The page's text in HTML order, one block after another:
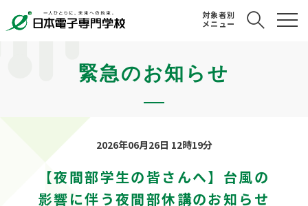
対象者別
メニュー
緊急のお知らせ
2026年06月26日 12時19分
【夜間部学生の皆さんへ】台風の
影響に伴う夜間部休講のお知らせ